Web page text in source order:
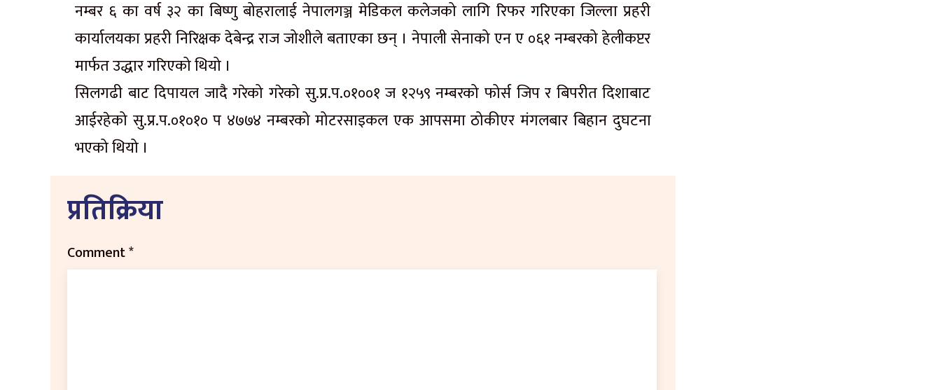
नम्बर ६ का वर्ष ३२ का बिष्णु बोहरालाई नेपालगञ्ज मेडिकल कलेजको लागि रिफर गरिएका जिल्ला प्रहरी
कार्यालयका प्रहरी निरिक्षक देबेन्द्र राज जोशीले बताएका छन् । नेपाली सेनाको एन ए ०६१ नम्बरको हेलीकप्टर
मार्फत उद्धार गरिएको थियो ।
सिलगढी बाट दिपायल जादै गरेको गरेको सु.प्र.प.०१००१ ज १२५९ नम्बरको फोर्स जिप र बिपरीत दिशाबाट
आईरहेको सु.प्र.प.०१०१० प ४७७४ नम्बरको मोटरसाइकल एक आपसमा ठोकीएर मंगलबार बिहान दुघटना
भएको थियो ।
प्रतिक्रिया
Comment*